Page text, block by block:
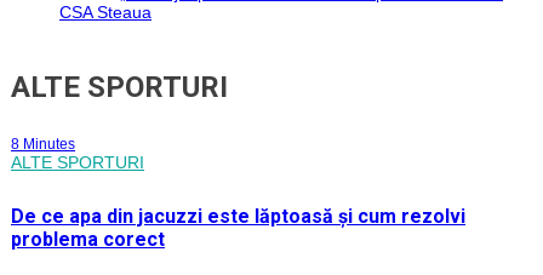
CSA Steaua
ALTE SPORTURI
8 Minutes
ALTE SPORTURI
De ce apa din jacuzzi este lăptoasă și cum rezolvi
problema corect